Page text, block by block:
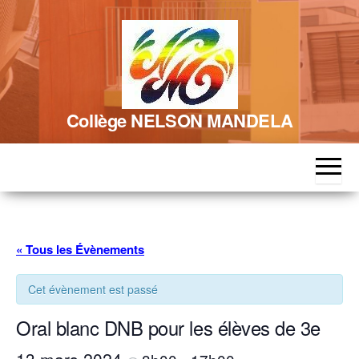
Skip
to
content
Collège NELSON MANDELA
« Tous les Évènements
Cet évènement est passé
Oral blanc DNB pour les élèves de 3e